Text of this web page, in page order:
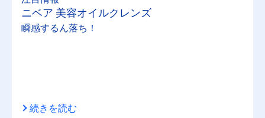
リフレッシュプラス
ニベア 美容オイルクレンズ
瞬感するん落ち！
続きを読む